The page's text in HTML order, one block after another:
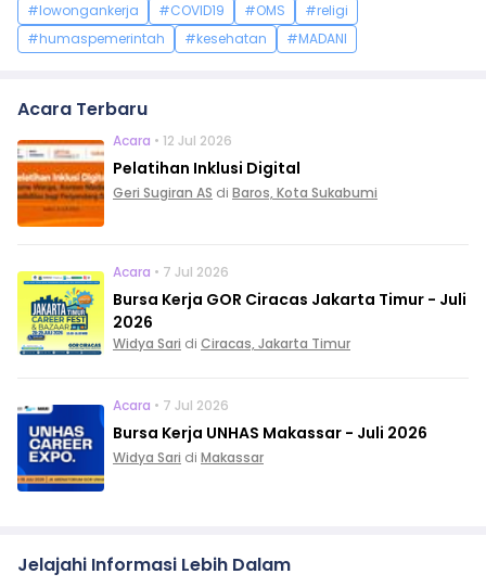
#lowongankerja #COVID19 #OMS
#religi
#humaspemerintah
#kesehatan #MADANI
Acara Terbaru
Acara • 12 Jul 2026
Pelatihan Inklusi Digital
Geri Sugiran AS di Baros, Kota Sukabumi
Acara • 7 Jul 2026
Bursa Kerja GOR Ciracas Jakarta Timur - Juli
2026
Widya Sari di Ciracas, Jakarta Timur
Acara • 7 Jul 2026
Bursa Kerja UNHAS Makassar - Juli 2026
Widya Sari di Makassar
Jelajahi Informasi Lebih Dalam